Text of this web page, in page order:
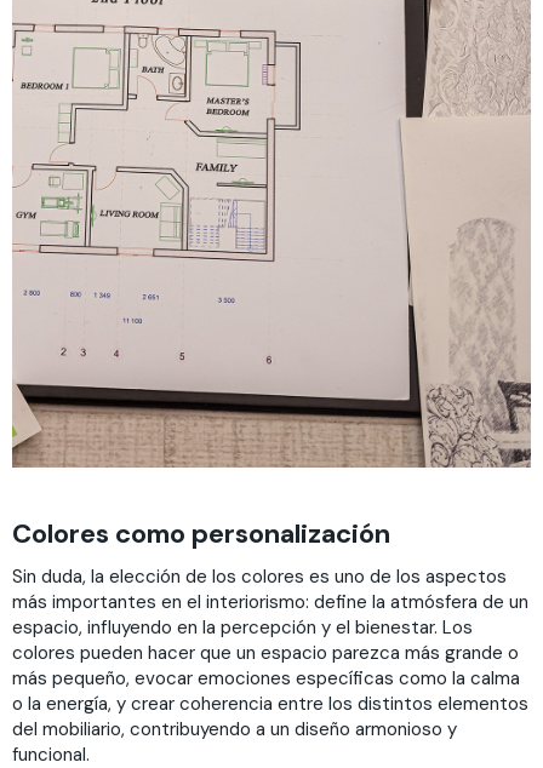
Colores como personalización
Sin duda, la elección de los colores es uno de los aspectos
más importantes en el interiorismo: define la atmósfera de un
espacio, influyendo en la percepción y el bienestar. Los
colores pueden hacer que un espacio parezca más grande o
más pequeño, evocar emociones específicas como la calma
o la energía, y crear coherencia entre los distintos elementos
del mobiliario, contribuyendo a un diseño armonioso y
funcional.